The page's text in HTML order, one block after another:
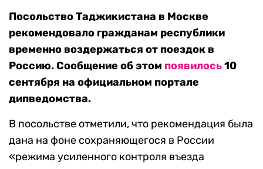
Посольство Таджикистана в Москве
рекомендовало гражданам республики
временно воздержаться от поездок в
Россию. Сообщение об этом появилось10
сентября на официальном портале
дипведомства.
В посольстве отметили, что рекомендация была
дана на фоне сохраняющегося в России
«режима усиленного контроля въезда